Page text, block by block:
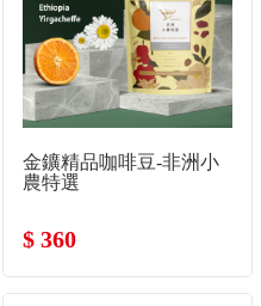
金鑛精品咖啡豆-非洲小
農特選
$ 360